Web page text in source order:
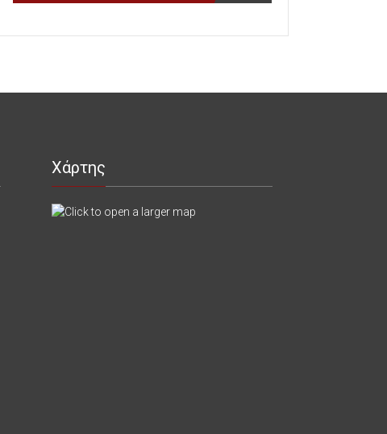
Χάρτης